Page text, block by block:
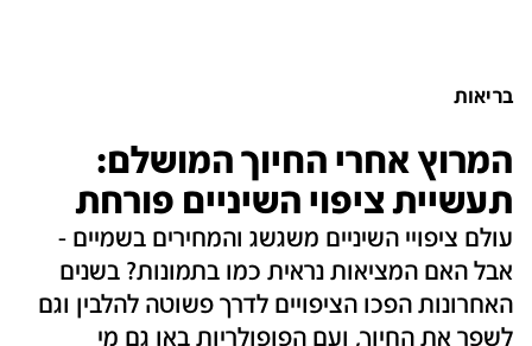
בריאות
המרוץ אחרי החיוך המושלם:
תעשיית ציפוי השיניים פורחת
עולם ציפויי השיניים משגשג והמחירים בשמיים -
אבל האם המציאות נראית כמו בתמונות? בשנים
האחרונות הפכו הציפויים לדרך פשוטה להלבין וגם
לשפר את החיוך, ועם הפופולריות באו גם מי